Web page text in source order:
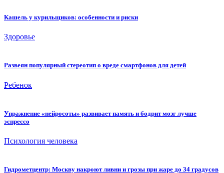
Кашель у курильщиков: особенности и риски
Здоровье
Развеян популярный стереотип о вреде смартфонов для детей
Ребенок
Упражнение «нейросоты» развивает память и бодрит мозг лучше
эспрессо
Психология человека
Гидрометцентр: Москву накроют ливни и грозы при жаре до 34 градусов